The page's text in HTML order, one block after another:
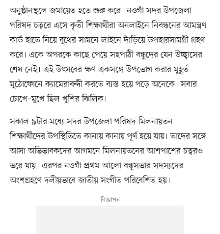
অনুষ্ঠানস্থলে জমায়েত হতে শুরু করে। নওগাঁ সদর উপজেলা
পরিষদ চত্বরে এসে কৃতী শিক্ষার্থীরা অনলাইনে নিবন্ধনের আমন্ত্রণ
কার্ড হাতে নিয়ে বুথের সামনে লাইনে দাঁড়িয়ে উপহারসামগ্রী গ্রহণ
করে। একে অপরকে কাছে পেয়ে সহপাঠী বন্ধুদের যেন উচ্ছ্বাসের
শেষ নেই। এই উৎসবের ক্ষণ একসঙ্গে উপভোগ করার মুহূর্ত
মুঠোফোনে ক্যামেরাবন্দী করতে ব্যস্ত হয়ে পড়ে অনেকে। সবার
চোখে–মুখে ছিল খুশির ঝিলিক।
সকাল ৯টার মধ্যে সদর উপজেলা পরিষদ মিলনায়তন
শিক্ষার্থীদের উপস্থিতিতে কানায় কানায় পূর্ণ হয়ে যায়। তাদের সঙ্গে
আসা অভিভাবকদের আগমনে মিলনায়তনের আশপাশের চত্বরও
ভরে যায়। এরপর নওগাঁ প্রথম আলো বন্ধুসভার সদস্যদের
অংশগ্রহণে দলীয়ভাবে জাতীয় সংগীত পরিবেশিত হয়।